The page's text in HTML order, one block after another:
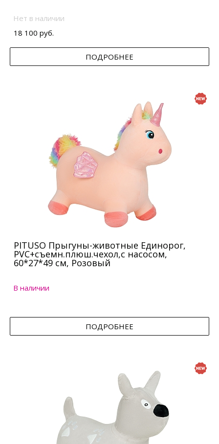
Нет в наличии
18 100 руб.
ПОДРОБНЕЕ
PITUSO Прыгуны-животные Единорог,
PVC+съемн.плюш.чехол,с насосом,
60*27*49 см, Розовый
В наличии
ПОДРОБНЕЕ